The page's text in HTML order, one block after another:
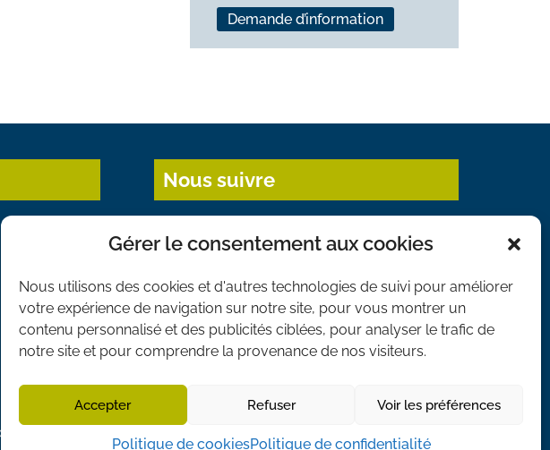
Gérer le consentement aux cookies
Nous utilisons des cookies et d'autres technologies de suivi pour améliorer
votre expérience de navigation sur notre site, pour vous montrer un
contenu personnalisé et des publicités ciblées, pour analyser le trafic de
notre site et pour comprendre la provenance de nos visiteurs.
Accepter Refuser Voir les préférences
Politique de cookiesPolitique de confidentialité
Demande d’information
Nous suivre